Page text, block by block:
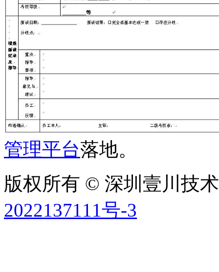
管理平台落地。
版权所有 © 深圳壹川技
2022137111号-3